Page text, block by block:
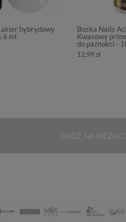
hybrydowy
6 ml
Boska Nails
Kwasowy
do paznokci -
12,99 zł
BĄDŹ NA